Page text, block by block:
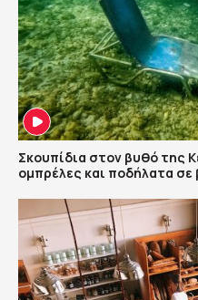
Σκουπίδια στον βυθό της
ομπρέλες και ποδήλατα